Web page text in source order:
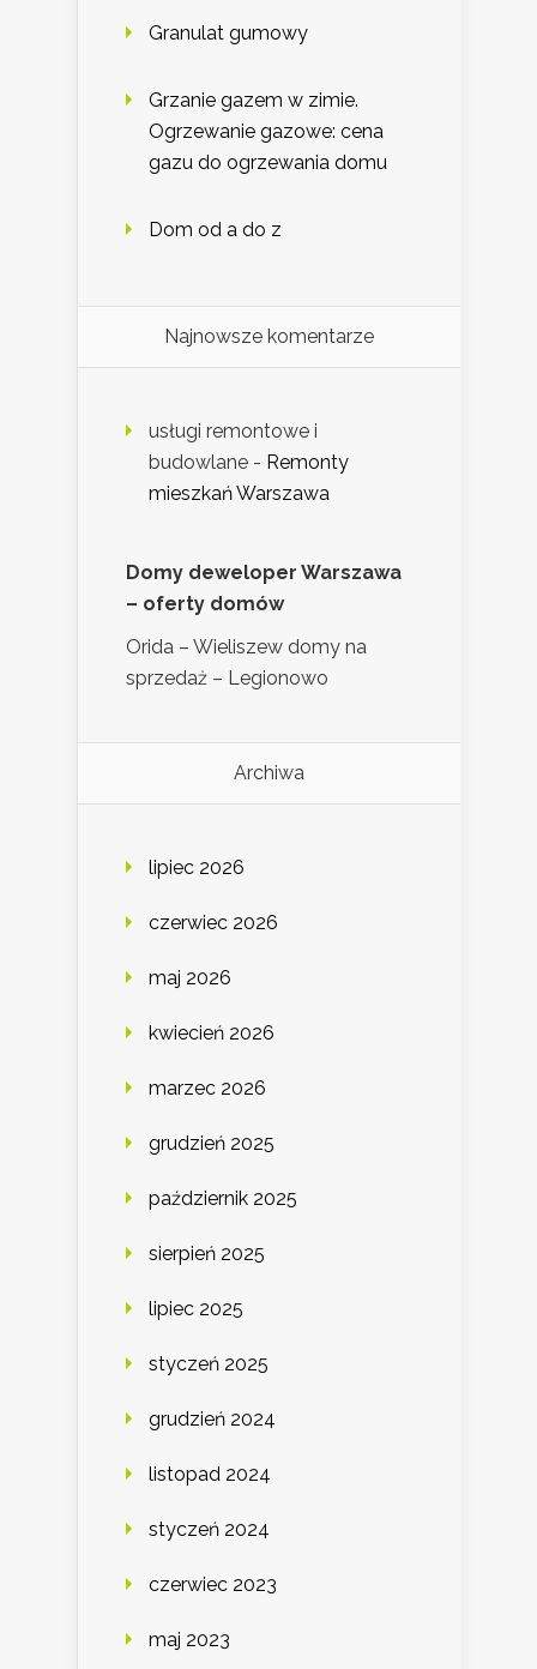
Granulat gumowy
Grzanie gazem w zimie.
Ogrzewanie gazowe: cena
gazu do ogrzewania domu
Dom od a do z
Najnowsze komentarze
usługi remontowe i
budowlane - Remonty
mieszkań Warszawa
Domy deweloper Warszawa
– oferty domów
Orida – Wieliszew domy na
sprzedaż – Legionowo
Archiwa
lipiec 2026
czerwiec 2026
maj 2026
kwiecień 2026
marzec 2026
grudzień 2025
październik 2025
sierpień 2025
lipiec 2025
styczeń 2025
grudzień 2024
listopad 2024
styczeń 2024
czerwiec 2023
maj 2023